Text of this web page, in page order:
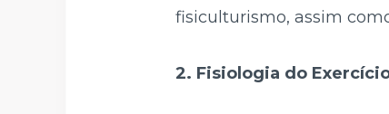
fisiculturismo, assim
2. Fisiologia do